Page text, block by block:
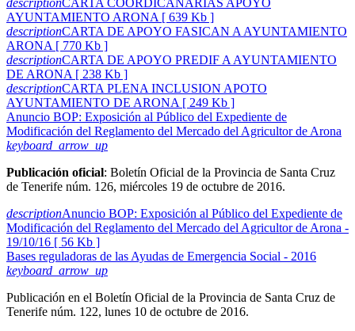
descriptionCARTA COORDICANARIAS APOYO
AYUNTAMIENTO ARONA [ 639 Kb ]
descriptionCARTA DE APOYO FASICAN A AYUNTAMIENTO
ARONA [ 770 Kb ]
descriptionCARTA DE APOYO PREDIF A AYUNTAMIENTO
DE ARONA [ 238 Kb ]
descriptionCARTA PLENA INCLUSION APOTO
AYUNTAMIENTO DE ARONA [ 249 Kb ]
Anuncio BOP: Exposición al Público del Expediente de
Modificación del Reglamento del Mercado del Agricultor de Arona
keyboard_arrow_up
Publicación oficial: Boletín Oficial de la Provincia de Santa Cruz
de Tenerife núm. 126, miércoles 19 de octubre de 2016.
descriptionAnuncio BOP: Exposición al Público del Expediente de
Modificación del Reglamento del Mercado del Agricultor de Arona -
19/10/16 [ 56 Kb ]
Bases reguladoras de las Ayudas de Emergencia Social - 2016
keyboard_arrow_up
Publicación en el Boletín Oficial de la Provincia de Santa Cruz de
Tenerife núm. 122, lunes 10 de octubre de 2016.